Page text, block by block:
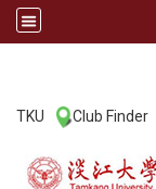
TKU Club Finder